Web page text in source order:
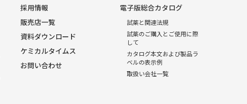
採用情報
販売店一覧
資料ダウンロード
ケミカルタイムス
お問い合わせ
電子版総合カタログ
試薬と関連法規
試薬のご購入とご使用に際
して
カタログ本文および製品ラ
ベルの表示例
取扱い会社一覧